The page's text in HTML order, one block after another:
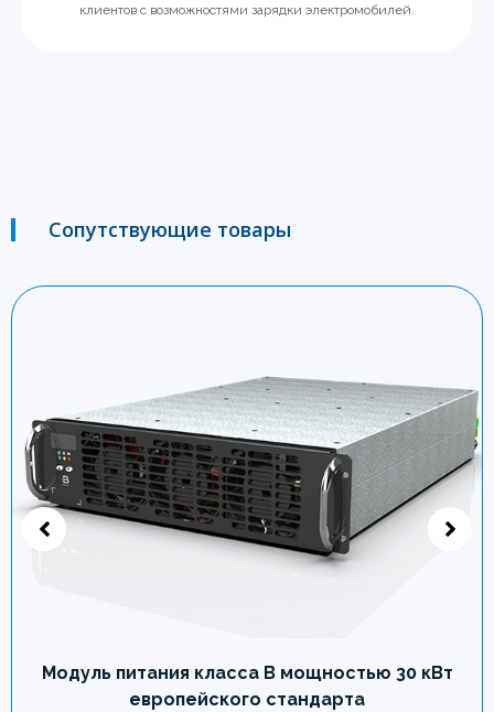
клиентов с возможностями зарядки электромобилей.
Сопутствующие товары
Модуль питания класса B мощностью 30 кВт
европейского стандарта